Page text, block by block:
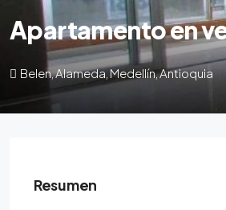
Apartamento en
Belen, Alameda, Medellín, Antioquia
Resumen